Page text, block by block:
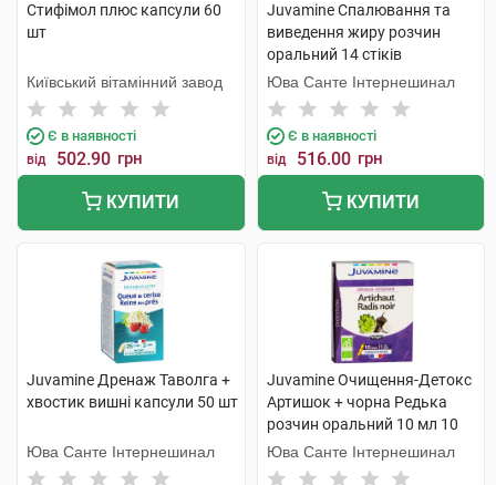
Стифімол плюс капсули 60
шт
Київський вітамінний завод
Є в наявності
від 502.90 грн
КУПИТИ
Juvamine Спалювання та
виведення жиру розчин
оральний 14 стіків
Юва Санте Інтернешинал
Є в наявності
від 516.00 грн
КУПИТИ
Juvamine Дренаж Таволга +
хвостик вишні капсули 50 шт
Юва Санте Інтернешинал
Juvamine Очищення-Детокс
Артишок + чорна Редька
розчин оральний 10 мл 10
ампул
Юва Санте Інтернешинал